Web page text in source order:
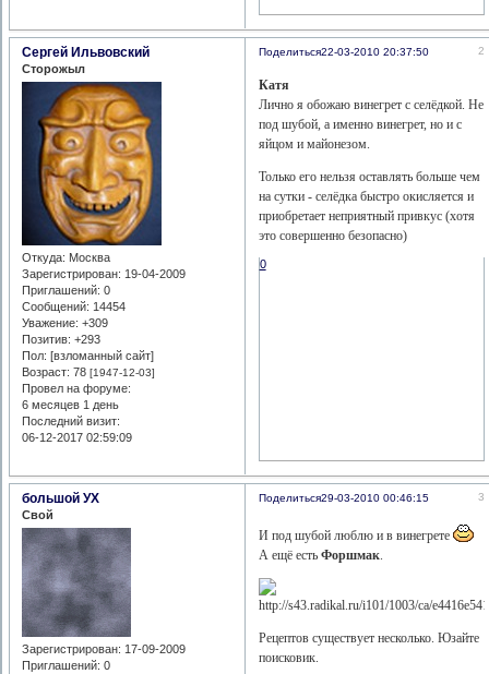
Поделиться 2
22-03-2010 20:37:50
Сергей Ильвовский
Сторожыл
Откуда: Москва
Зарегистрирован: 19-04-2009
Приглашений: 0
Сообщений: 14454
Уважение: +309
Позитив: +293
Пол: [взломанный сайт]
Возраст: 78[1947-12-03]
Провел на форуме:
6 месяцев 1 день
Последний визит:
06-12-2017 02:59:09
Катя
Лично я обожаю винегрет с селёдкой. Не
под шубой, а именно винегрет, но и с
яйцом и майонезом.
Только его нельзя оставлять больше чем
на сутки - селёдка быстро окисляется и
приобретает неприятный привкус (хотя
это совершенно безопасно)
0
Поделиться 3
29-03-2010 00:46:15
большой УХ
Свой
Зарегистрирован: 17-09-2009
Приглашений: 0
И под шубой люблю и в винегрете
А ещё есть Форшмак.
Рецептов существует несколько. Юзайте
поисковик.